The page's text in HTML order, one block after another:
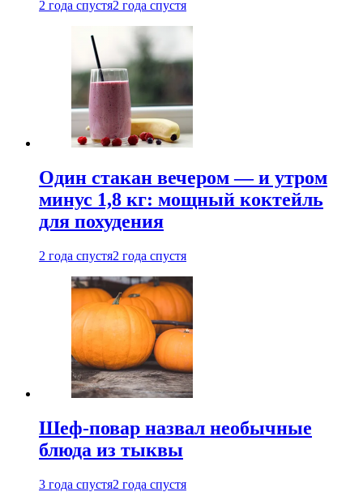
2 года спустя2 года спустя
Один стакан вечером — и утром
минус 1,8 кг: мощный коктейль
для похудения
2 года спустя2 года спустя
Шеф-повар назвал необычные
блюда из тыквы
3 года спустя2 года спустя